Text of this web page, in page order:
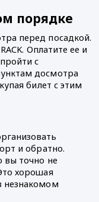
порядке
перед посадкой.
Оплатите ее и
с
досмотра
билет с этим
и обратно.
вы точно не
хорошая
незнакомом